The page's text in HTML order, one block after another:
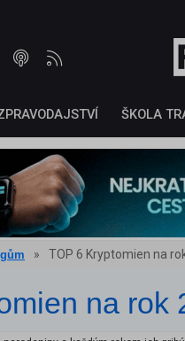
ŠKOLA
» TOP 6 Kryptomien na
na rok